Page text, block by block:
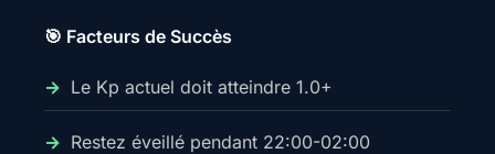
🎯 Facteurs de Succès
Le Kp actuel doit atteindre 1.0+
Restez éveillé pendant 22:00-02:00